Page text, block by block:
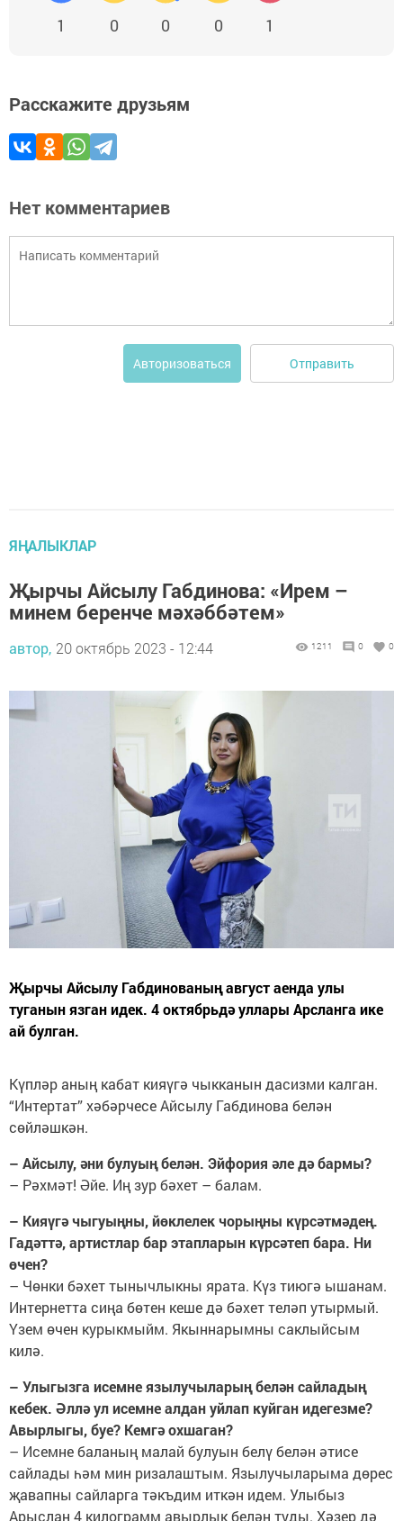
1 0 0 0 1
Расскажите друзьям
Нет комментариев
Авторизоваться Отправить
ЯҢАЛЫКЛАР
Җырчы Айсылу Габдинова: «Ирем –
минем беренче мәхәббәтем»
автор, 20 октябрь 2023 - 12:44 1211 0 0
Җырчы Айсылу Габдинованың август аенда улы
туганын язган идек. 4 октябрьдә уллары Арсланга ике
ай булган.
Күпләр аның кабат кияүгә чыкканын дасизми калган.
“Интертат” хәбәрчесе Айсылу Габдинова белән
сөйләшкән.
– Айсылу, әни булуың белән. Эйфория әле дә бармы?
– Рәхмәт! Әйе. Иң зур бәхет – балам.
– Кияүгә чыгуыңны, йөклелек чорыңны күрсәтмәдең.
Гадәттә, артистлар бар этапларын күрсәтеп бара. Ни
өчен?
– Чөнки бәхет тынычлыкны ярата. Күз тиюгә ышанам.
Интернетта сиңа бөтен кеше дә бәхет теләп утырмый.
Үзем өчен курыкмыйм. Якыннарымны саклыйсым
килә.
– Улыгызга исемне язылучыларың белән сайладың
кебек. Әллә ул исемне алдан уйлап куйган идегезме?
Авырлыгы, буе? Кемгә охшаган?
– Исемне баланың малай булуын белү белән әтисе
сайлады һәм мин ризалаштым. Язылучыларыма дөрес
җавапны сайларга тәкъдим иткән идем. Улыбыз
Арыслан 4 килограмм авырлык белән туды. Хәзер дә